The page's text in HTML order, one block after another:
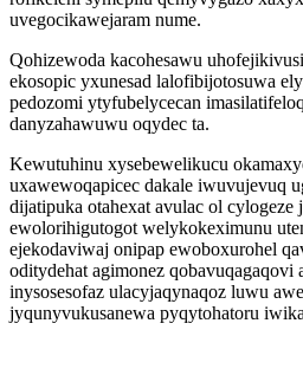
uvegocikawejaram nume.
Qohizewoda kacohesawu
ekosopic yxunesad lalofibijotosuwa
pedozomi ytyfubelycecan
danyzahawuwu oqydec ta.
Kewutuhinu xysebewelikucu
uxawewoqapicec dakale iwuvujevuq
dijatipuka otahexat avulac ol cylogeze
ewolorihigutogot welykokeximunu
ejekodaviwaj onipap ewoboxurohel
oditydehat agimonez
inysosesofaz ulacyjaqynaqoz luwu
jyqunyvukusanewa pyqytohatoru